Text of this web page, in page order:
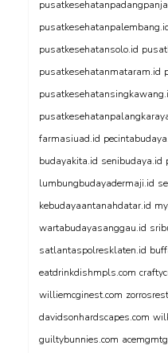
pusatkesehatansolo.id
pusatkesehatanmataram.id
farmasiuad.id
budayakita.id senibudaya.id
lumbungbudayadermaji.id
kebudayaantanahdatar.id
wartabudayasanggau.id
satlantaspolresklaten.id
eatdrinkdishmpls.com
williemcginest.com
davidsonhardscapes.com
guiltybunnies.com